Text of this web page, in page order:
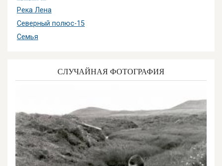
Река Лена
Северный полюс-15
Семья
СЛУЧАЙНАЯ ФОТОГРАФИЯ